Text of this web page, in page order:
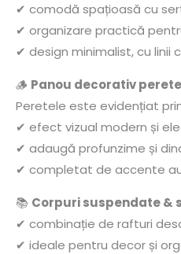
✔ comodă spațioasă cu
✔ organizare practică
✔ design minimalist, cu linii
🪵 Panou decorativ perete
Peretele este evidențiat
✔ efect vizual modern și
✔ adaugă profunzime și
✔ completat de accente
📚 Corpuri suspendate &
✔ combinație de rafturi
✔ ideale pentru decor și